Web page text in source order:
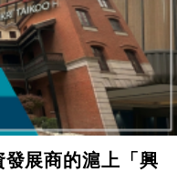
展商的滬上「興